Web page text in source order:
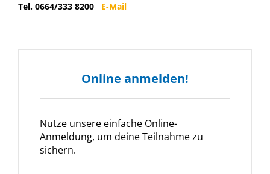
Tel. 0664/333 8200 E-Mail
Online anmelden!
Nutze unsere einfache Online-
Anmeldung, um deine Teilnahme zu
sichern.